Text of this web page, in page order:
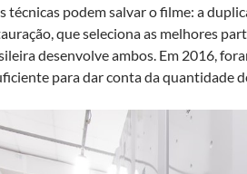
técnicas podem salvar o filme: a
que seleciona as melhores
desenvolve ambos. Em 2016,
para dar conta da quantidade